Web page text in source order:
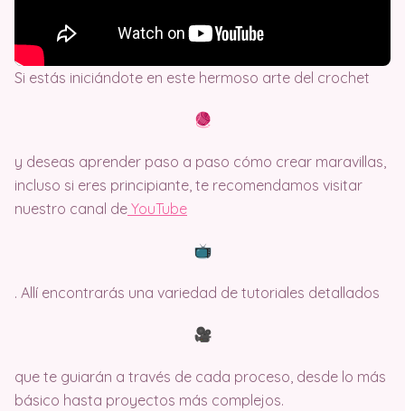
Si estás iniciándote en este hermoso arte del crochet
y deseas aprender paso a paso cómo crear maravillas,
incluso si eres principiante, te recomendamos visitar
nuestro canal de YouTube
. Allí encontrarás una variedad de tutoriales detallados
que te guiarán a través de cada proceso, desde lo más
básico hasta proyectos más complejos.